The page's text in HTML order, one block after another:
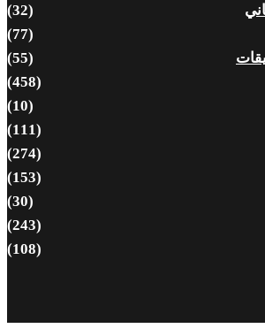
(32)
(77)
(55)
(458)
(10)
(111)
(274)
(153)
(30)
(243)
(108)